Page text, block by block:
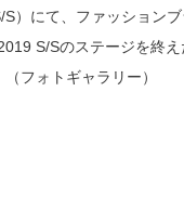
）にて、ファッション
S/Sのステージを終
フォトギャラリー）